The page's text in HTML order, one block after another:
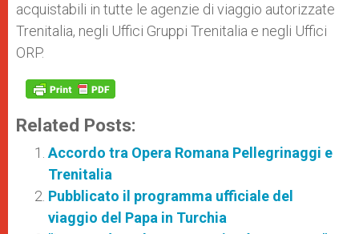
acquistabili in tutte le agenzie di viaggio autorizzate
Trenitalia, negli Uffici Gruppi Trenitalia e negli Uffici
ORP.
Related Posts:
Accordo tra Opera Romana Pellegrinaggi e
Trenitalia
Pubblicato il programma ufficiale del
viaggio del Papa in Turchia